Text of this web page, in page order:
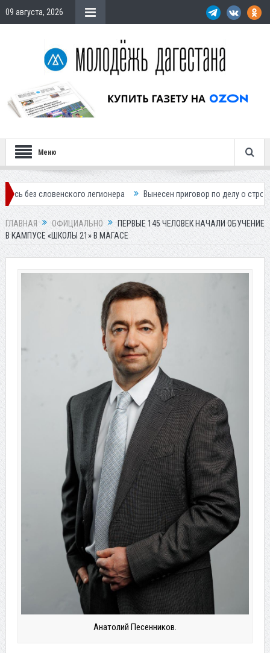
09 августа, 2026
Меню
легионера Вынесен приговор по делу о строительстве
ГЛАВНАЯ ОФИЦИАЛЬНО
ПЕРВЫЕ 145 ЧЕЛОВЕК НАЧАЛИ ОБУЧЕНИЕ
В КАМПУСЕ «ШКОЛЫ 21» В МАГАСЕ
Анатолий Песенников.